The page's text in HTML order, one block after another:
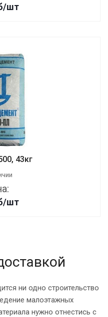
/шт
43кг
/шт
ни одно строительство
малоэтажных
нужно отнестись с